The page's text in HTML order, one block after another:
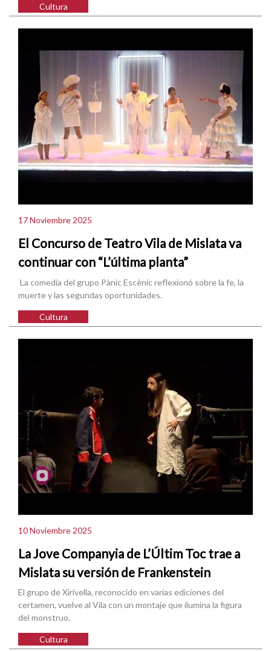
Cultura
17 Noviembre 2025
El Concurso de Teatro Vila de Mislata va
continuar con “L’última planta”
La comedia del grupo Pànic Escènic reflexionó sobre la fe, la
muerte y las segundas oportunidades.
Cultura
10 Noviembre 2025
La Jove Companyia de L’Últim Toc trae a
Mislata su versión de Frankenstein
El grupo de Xirivella, reconocido en varias ediciones del
certamen, vuelve al Vila con un montaje que ilumina la figura
del monstruo.
Cultura